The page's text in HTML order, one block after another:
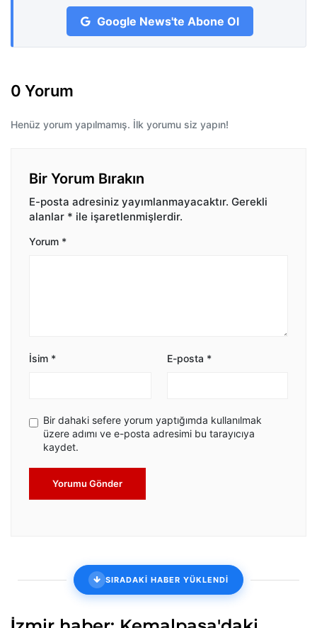
Google News'te Abone Ol
0 Yorum
Henüz yorum yapılmamış. İlk yorumu siz yapın!
Bir Yorum Bırakın
E-posta adresiniz yayımlanmayacaktır. Gerekli
alanlar * ile işaretlenmişlerdir.
Yorum *
İsim * E-posta *
Bir dahaki sefere yorum yaptığımda kullanılmak
üzere adımı ve e-posta adresimi bu tarayıcıya
kaydet.
Yorumu Gönder
SIRADAKİ HABER YÜKLENDİ